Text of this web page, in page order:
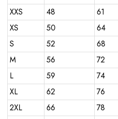
XXS
48 61
XS
50 64
S
52 68
M
56 72
L
59 74
XL
62 76
2XL
66 78